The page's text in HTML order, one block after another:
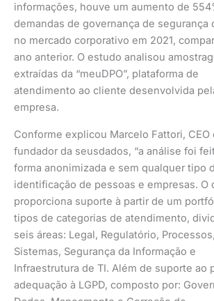
informações, houve um aumento de
demandas de governança de segurança
no mercado corporativo em 2021,
ano anterior. O estudo analisou
extraídas da “meuDPO”, plataforma de
atendimento ao cliente desenvolvida
empresa.
Conforme explicou Marcelo Fattori, CEO
fundador da seusdados, “a análise foi
forma anonimizada e sem qualquer tipo
identificação de pessoas e empresas. O
proporciona suporte à partir de um
tipos de categorias de atendimento,
seis áreas: Legal, Regulatório, Processos,
Sistemas, Segurança da Informação e
Infraestrutura de TI. Além de suporte ao
adequação à LGPD, composto por: